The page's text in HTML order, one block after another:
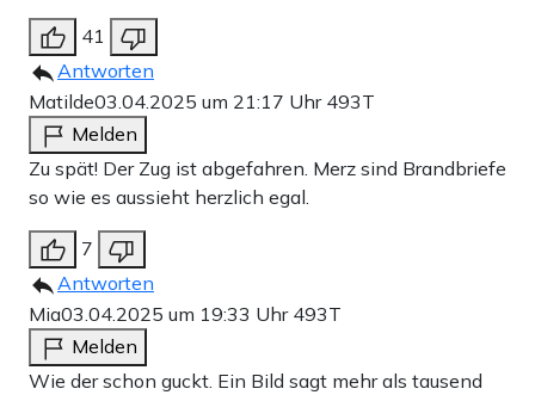
41
Antworten
Matilde03.04.2025 um 21:17 Uhr 493T
Melden
Zu spät! Der Zug ist abgefahren. Merz sind Brandbriefe
so wie es aussieht herzlich egal.
7
Antworten
Mia03.04.2025 um 19:33 Uhr 493T
Melden
Wie der schon guckt. Ein Bild sagt mehr als tausend